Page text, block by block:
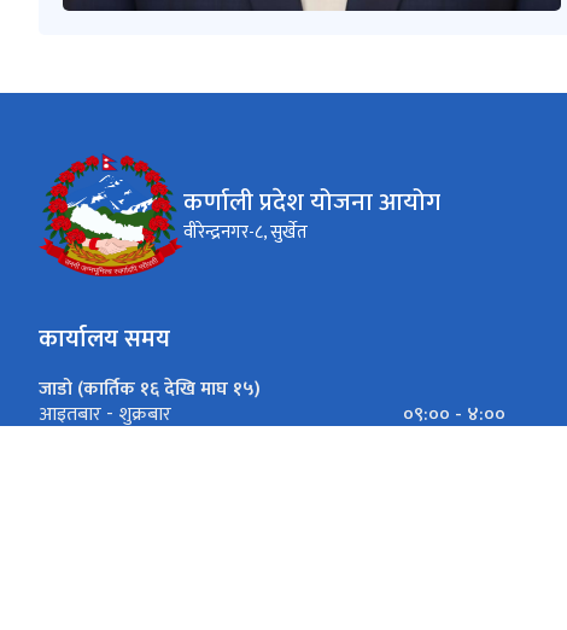
कर्णाली प्रदेश योजना आयोग
वीरेन्द्रनगर-८, सुर्खेत
कार्यालय समय
जाडो (कार्तिक १६ देखि माघ १५)
आइतबार - शुक्रबार
०९:०० - ४:००